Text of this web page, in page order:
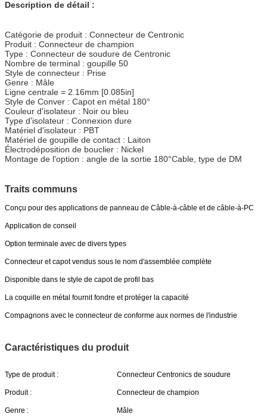
Description de détail :
Catégorie de produit : Connecteur de Centronic
Produit : Connecteur de champion
Type : Connecteur de soudure de Centronic
Nombre de terminal : goupille 50
Style de connecteur : Prise
Genre : Mâle
Ligne centrale = 2.16mm [0.085in]
Style de Conver : Capot en métal 180°
Couleur d'isolateur : Noir ou bleu
Type d'isolateur : Connexion dure
Matériel d'isolateur : PBT
Matériel de goupille de contact : Laiton
Électrodéposition de bouclier : Nickel
Montage de l'option : angle de la sortie 180°Cable, type de DM
Traits communs
Conçu pour des applications de panneau de Câble-à-câble et de câble-à-PC
Application de conseil
Option terminale avec de divers types
Connecteur et capot vendus sous le nom d'assemblée complète
Disponible dans le style de capot de profil bas
La coquille en métal fournit fondre et protéger la capacité
Compagnons avec le connecteur de conforme aux normes de l'industrie
Caractéristiques du produit
Type de produit : Connecteur Centronics de soudure
Produit : Connecteur de champion
Genre : Mâle